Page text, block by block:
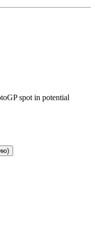
spot in potential